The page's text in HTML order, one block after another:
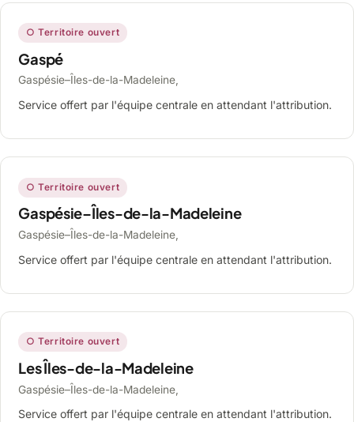
○ Territoire ouvert
Gaspé
Gaspésie–Îles-de-la-Madeleine,
Service offert par l'équipe centrale en attendant l'attribution.
○ Territoire ouvert
Gaspésie–Îles-de-la-Madeleine
Gaspésie–Îles-de-la-Madeleine,
Service offert par l'équipe centrale en attendant l'attribution.
○ Territoire ouvert
Les Îles-de-la-Madeleine
Gaspésie–Îles-de-la-Madeleine,
Service offert par l'équipe centrale en attendant l'attribution.